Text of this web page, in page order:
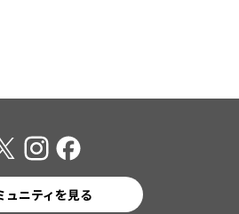
ュニティを見る